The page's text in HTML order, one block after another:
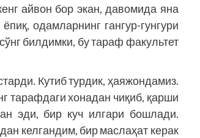
айвон бор экан, давомида яна
одамларнинг гангур-гунгури
билдимки, бу тараф факультет
Кутиб турдик, ҳаяжондамиз.
тарафдаги хонадан чиқиб, қарши
эди, бир куч илгари бошлади.
келгандим, бир маслаҳат керак